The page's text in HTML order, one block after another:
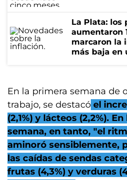
La Plata: los
aumentaron
marcaron la
más baja en
En la primera semana de
trabajo, se destacó el
(2,1%) y lácteos (2,2%).
semana, en tanto, "el
aminoró sensiblemente,
las caídas de sendas
frutas (4,3%) y verduras